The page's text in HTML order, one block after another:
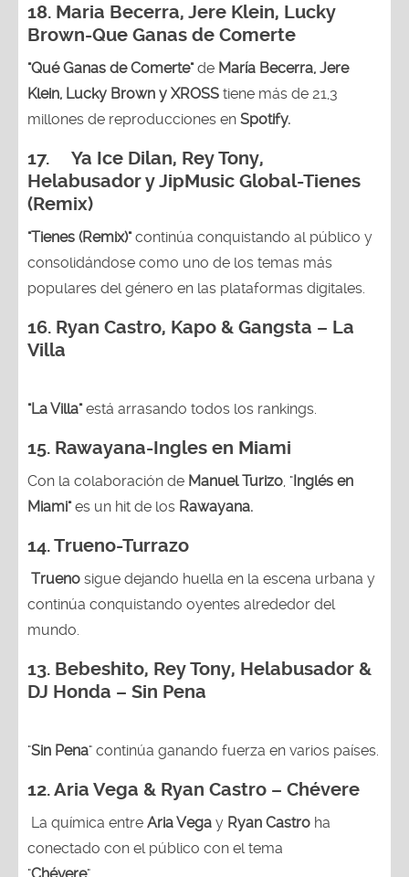
18. Maria Becerra, Jere Klein, Lucky
Brown-Que Ganas de Comerte
"Qué Ganas de Comerte"de María Becerra, Jere
Klein, Lucky Brown y XROSS tiene más de 21,3
millones de reproducciones en Spotify.
17. Ya Ice Dilan, Rey Tony,
Helabusador y JipMusic Global-Tienes
(Remix)
"Tienes (Remix)"continúa conquistando al público y
consolidándose como uno de los temas más
populares del género en las plataformas digitales.
16. Ryan Castro, Kapo & Gangsta – La
Villa
"La Villa"está arrasando todos los rankings.
15. Rawayana-Ingles en Miami
Con la colaboración de Manuel Turizo, "Inglés en
Miami"es un hit de los Rawayana.
14.Trueno-Turrazo
Trueno sigue dejando huella en la escena urbana y
continúa conquistando oyentes alrededor del
mundo.
13. Bebeshito, Rey Tony, Helabusador &
DJ Honda – Sin Pena
"Sin Pena" continúa ganando fuerza en varios países.
12. Aria Vega & Ryan Castro – Chévere
La química entre Aria Vega y Ryan Castro ha
conectado con el público con el tema